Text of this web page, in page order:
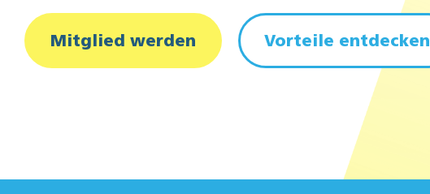
Mitglied werden Vorteile entdecken